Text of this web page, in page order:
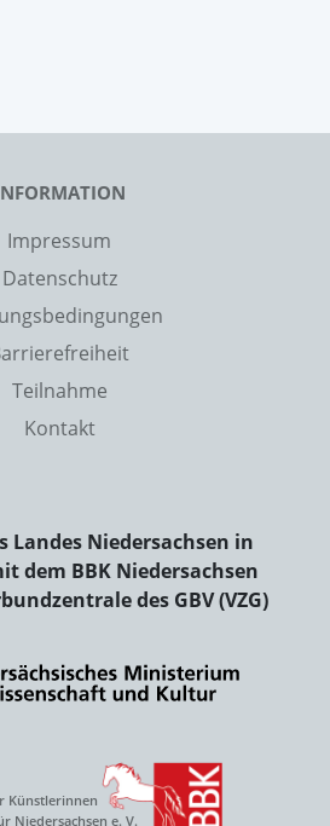
Impressum
Datenschutz
Teilnahme
Kontakt
Landes Niedersachsen in
dem BBK Niedersachsen
des GBV (VZG)
Künstlerinnen
Niedersachsen e. V.